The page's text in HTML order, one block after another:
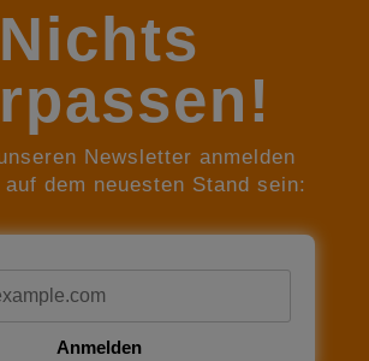
Nichts
Newsletter anmelden
dem neuesten Stand sein:
Anmelden